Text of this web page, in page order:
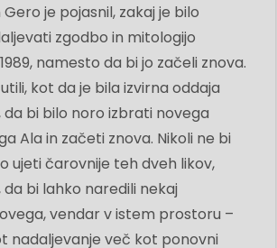
je pojasnil, zakaj je bilo
zgodbo in mitologijo
namesto da bi jo začeli znova.
kot da je bila izvirna oddaja
bi bilo noro izbrati novega
Ala in začeti znova. Nikoli ne bi
ujeti čarovnije teh dveh likov,
bi lahko naredili nekaj
vendar v istem prostoru –
nadaljevanje več kot ponovni